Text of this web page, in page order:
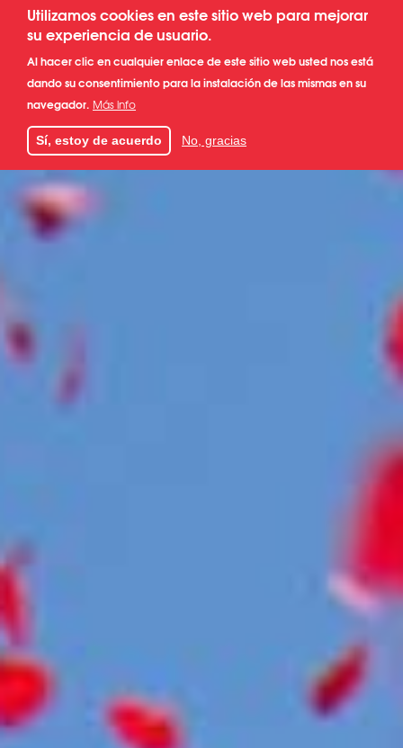
Utilizamos cookies en este sitio web para mejorar
su experiencia de usuario.
Al hacer clic en cualquier enlace de este sitio web usted nos está
dando su consentimiento para la instalación de las mismas en su
navegador. Más info
Sí, estoy de acuerdo No, gracias
Pasar
contenido
principal
ES
FR
EN